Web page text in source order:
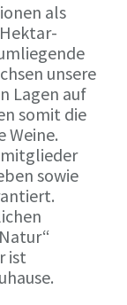
als
unsere
Lagen auf
somit die
Weine.
sowie
ist